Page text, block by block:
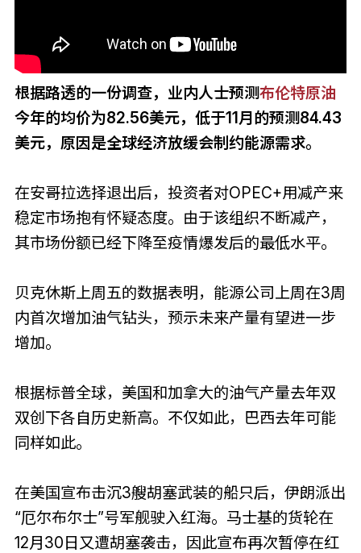
根据路透的一份调查，业内人士预测布伦特原油
今年的均价为82.56美元，低于11月的预测84.43
美元，原因是全球经济放缓会制约能源需求。
在安哥拉选择退出后，投资者对OPEC+用减产来
稳定市场抱有怀疑态度。由于该组织不断减产，
其市场份额已经下降至疫情爆发后的最低水平。
贝克休斯上周五的数据表明，能源公司上周在3周
内首次增加油气钻头，预示未来产量有望进一步
增加。
根据标普全球，美国和加拿大的油气产量去年双
双创下各自历史新高。不仅如此，巴西去年可能
同样如此。
在美国宣布击沉3艘胡塞武装的船只后，伊朗派出
“厄尔布尔士”号军舰驶入红海。马士基的货轮在
12月30日又遭胡塞袭击，因此宣布再次暂停在红